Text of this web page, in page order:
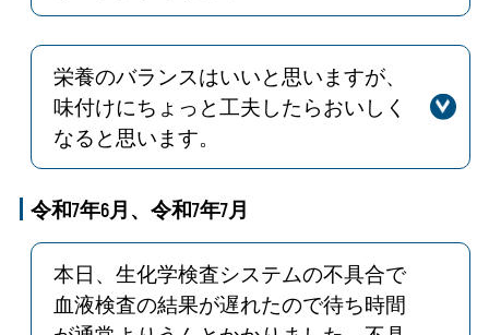
回答
ご意見ありがとうございます。面会方
法につきましては、安全な療養環境と
患者さんご家族の安心を考慮し、令和
7年8月18日より変更いたしました。病
棟により内容が異なりますので、詳細
は病院ホームページまたは病棟入口の
ございましたら、病院スタッフまたは
看護師にお気軽にお声掛けください。
栄養のバランスはいいと思いますが、
味付けにちょっと工夫したらおいしく
なると思います。
回答
貴重なご意見ありがとうございます。
栄養部では定期的に献立会議を行い献
立内容について改善を図っておりま
す。季節ごとに献立を変えるなど今後
も皆様においしいと言っていただける
食事の提供を目指してまいります。
令和7年6月、令和7年7月
本日、生化学検査システムの不具合で
血液検査の結果が遅れたので待ち時間